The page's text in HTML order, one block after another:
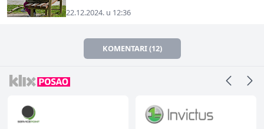
22.12.2024. u 12:36
KOMENTARI (12)